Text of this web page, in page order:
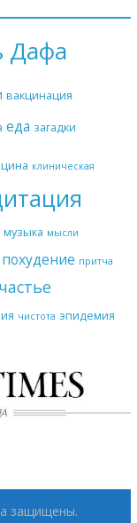
Дафа
вакцинация
еда загадки
клиническая
музыка мысли
похудение притча
чистота эпидемия
защищены.